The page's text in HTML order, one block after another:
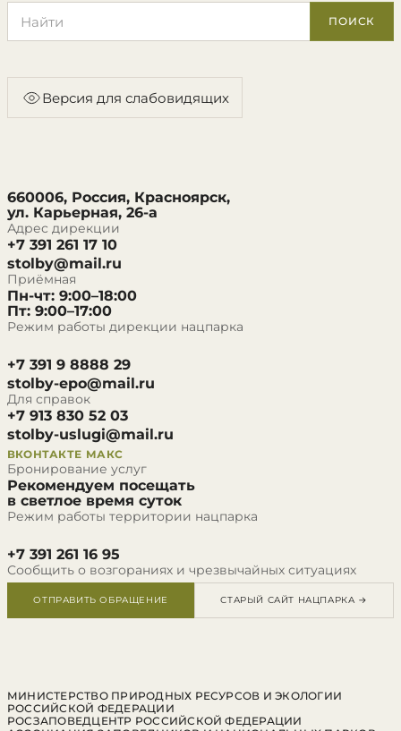
ПОИСК
Версия для слабовидящих
660006, Россия, Красноярск,
ул. Карьерная, 26-а
Адрес дирекции
+7 391 261 17 10
stolby@mail.ru
Приёмная
Пн-чт: 9:00–18:00
Пт: 9:00–17:00
Режим работы дирекции нацпарка
+7 391 9 8888 29
stolby-epo@mail.ru
Для справок
+7 913 830 52 03
stolby-uslugi@mail.ru
ВКОНТАКТЕ МАКС
Бронирование услуг
Рекомендуем посещать
в светлое время суток
Режим работы территории нацпарка
+7 391 261 16 95
Сообщить о возгораниях и чрезвычайных ситуациях
ОТПРАВИТЬ ОБРАЩЕНИЕ СТАРЫЙ САЙТ НАЦПАРКА →
МИНИСТЕРСТВО ПРИРОДНЫХ РЕСУРСОВ И ЭКОЛОГИИ
РОССИЙСКОЙ ФЕДЕРАЦИИ
РОСЗАПОВЕДЦЕНТР РОССИЙСКОЙ ФЕДЕРАЦИИ